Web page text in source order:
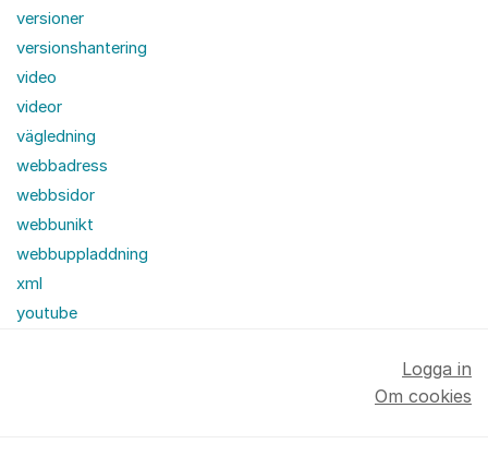
versioner
versionshantering
video
videor
vägledning
webbadress
webbsidor
webbunikt
webbuppladdning
xml
youtube
Logga in
Om cookies